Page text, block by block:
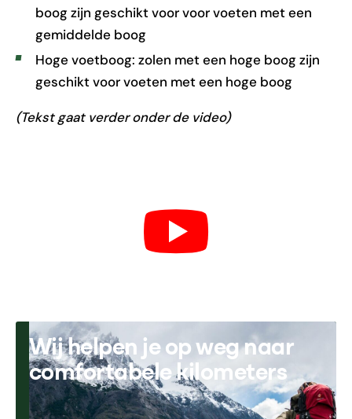
boog zijn geschikt voor voor voeten met een
gemiddelde boog
Hoge voetboog: zolen met een hoge boog zijn
geschikt voor voeten met een hoge boog
(Tekst gaat verder onder de video)
Wij helpen je op weg naar
comfortabele kilometers